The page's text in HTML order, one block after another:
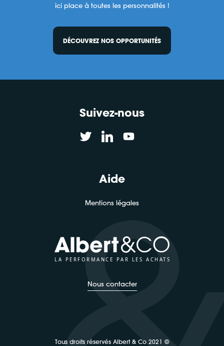
ici place à toutes les personnalités !
DÉCOUVREZ NOS OPPORTUNITÉS
Suivez-nous
Aide
Mentions légales
LA PERFORMANCE PAR LES ACHATS
Nous contacter
Tous droits réservés Albert & Co 2021 ©